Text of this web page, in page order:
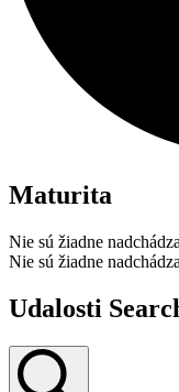
Maturita
Nie sú žiadne
Nie sú žiadne
Udalosti